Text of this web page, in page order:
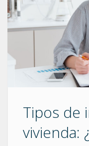
Tipos de
vivienda: